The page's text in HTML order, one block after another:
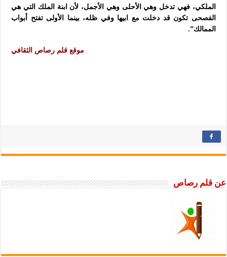
الملكي، فهي تدخل وهي الأحلى وهي الأجمل، لأن ابنة الملك التي هي
الفصحى تكون قد دخلت مع ابيها وفي ظله، بينما الأولى تفتح أبواب
الممالك”.
موقع قلم رصاص الثقافي
عن قلم رصاص